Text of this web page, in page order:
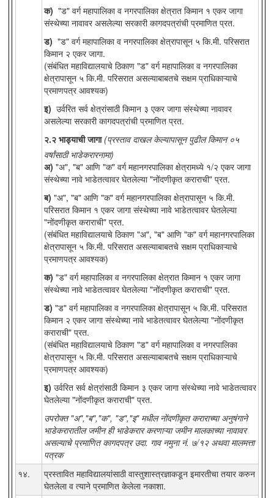
क) "ड" वर्ग महापालिका व नगरपालिका क्षेत्रात किमान १ एकर जागा
संस्थेच्या नावावर असलेल्या सरकारी कागदपत्रांची प्रमाणित प्रत.
ड) "ड" वर्ग महापालिका व नगरपालिका क्षेत्रापासून ५ कि.मी. परिसरात
किमान २ एकर जागा.
(संबंधित महाविद्यालयाचे ठिकाण "ड" वर्ग महापालिका व नगरपालिका
क्षेत्रापासून ५ कि.मी. परिसरात असल्याबाबतचे सक्षम प्राधिकाऱ्याचे
प्रमाणपत्र आवश्यक)
इ) उर्वरित सर्व क्षेत्रांसाठी किमान ३ एकर जागा संस्थेच्या नावावर
असलेल्या सरकारी कागदपत्रांची प्रमाणित प्रत.
२.२ भाड्याची जागा (प्रस्ताव दाखल केल्यापासून पुढील किमान ०५
वर्षांसाठी भाडेकरारनामा)
अ) "अ", "ब" आणि "क" वर्ग महानगरपालिका क्षेत्रामध्ये १/२ एकर जागा
संस्थेच्या नावे भाडेतत्वावर घेतलेल्या "नोंदणीकृत कराराची" प्रत.
ब) "अ", "ब" आणि "क" वर्ग महानगरपालिका क्षेत्रापासून ५ कि.मी.
परिसरात किमान १ एकर जागा संस्थेच्या नावे भाडेतत्वावर घेतलेल्या
"नोंदणीकृत कराराची" प्रत.
(संबंधित महाविद्यालयाचे ठिकाण "अ", "ब" आणि "क" वर्ग महानगरपालिका
क्षेत्रापासून ५ कि.मी. परिसरात असल्याबाबतचे सक्षम प्राधिकाऱ्याचे
प्रमाणपत्र आवश्यक)
क) "ड" वर्ग महापालिका व नगरपालिका क्षेत्रात किमान १ एकर जागा
संस्थेच्या नावे भाडेतत्वावर घेतलेल्या "नोंदणीकृत कराराची" प्रत.
ड) "ड" वर्ग महापालिका व नगरपालिका क्षेत्रापासून ५ कि.मी. परिसरात
किमान २ एकर जागा संस्थेच्या नावे भाडेतत्वावर घेतलेल्या "नोंदणीकृत
कराराची" प्रत.
(संबंधित महाविद्यालयाचे ठिकाण "ड" वर्ग महापालिका व नगरपालिका
क्षेत्रापासून ५ कि.मी. परिसरात असल्याबाबतचे सक्षम प्राधिकाऱ्याचे
प्रमाणपत्र आवश्यक)
इ) उर्वरित सर्व क्षेत्रांसाठी किमान ३ एकर जागा संस्थेच्या नावे भाडेतत्वावर
घेतलेल्या "नोंदणीकृत कराराची" प्रत.
उपरोक्त "अ","ब","क", "ड","इ" मधील नोंदणीकृत कराराच्या अनुषंगाने
भाडेकरारातील जमीन ही भाडेकरार करणाऱ्या जमीन मालकाच्या नावावर
असल्याचे प्रमाणित कागदपत्र उदा. गाव नमुना नं. ७/१२ अथवा मालमत्ता
पत्रक
१४.
प्रस्तावित महाविद्यालयांसाठी वास्तुशास्त्रज्ञाकडून इमारतीचा तयार करुन
घेतलेला व त्याने प्रमाणित केलेला नकाशा.